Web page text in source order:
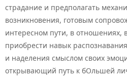
страдание и предполагать
возникновения, готовым
интересном пути, в отношениях,
приобрести навык
и наделения смыслом своих
открывающий путь к бОльшей